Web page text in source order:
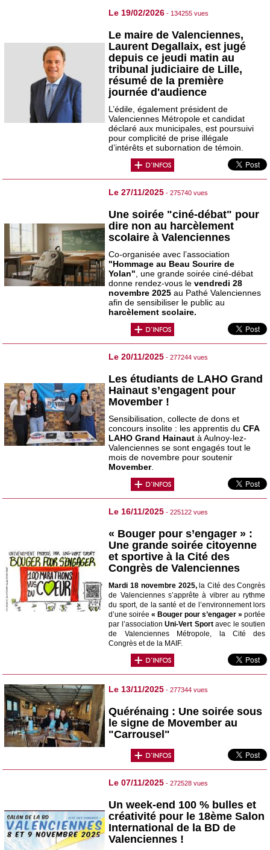
Le 19/02/2026 - 134255 vues
Le maire de Valenciennes,
Laurent Degallaix, est jugé
depuis ce jeudi matin au
tribunal judiciaire de Lille,
résumé de la première
journée d'audience
L’édile, également président de
Valenciennes Métropole et candidat
déclaré aux municipales, est poursuivi
pour complicité de prise illégale
d’intérêts et subornation de témoin.
Le 27/11/2025 - 275740 vues
Une soirée "ciné-débat" pour
dire non au harcèlement
scolaire à Valenciennes
Co-organisée avec l’association
"Hommage au Beau Sourire de
Yolan" , une grande soirée ciné-débat
donne rendez-vous levendredi 28
novembre 2025 au Pathé Valenciennes
afin de sensibiliser le public au
harcèlement scolaire.
Le 20/11/2025 - 277244 vues
Les étudiants de LAHO Grand
Hainaut s’engagent pour
Movember !
Sensibilisation, collecte de dons et
concours insolite : les apprentis duCFA
LAHO Grand Hainaut à Aulnoy-lez-
Valenciennes se sont engagés tout le
mois de novembre pour soutenir
Movember.
Le 16/11/2025 - 225122 vues
« Bouger pour s’engager » :
Une grande soirée citoyenne
et sportive à la Cité des
Congrès de Valenciennes
Mardi 18 novembre 2025,la Cité des Congrès
de Valenciennes s’apprête à vibrer au rythme
du sport, de la santé et de l’environnement lors
d’une soirée« Bouger pour s’engager » portée
par l’associationUni-Vert Sportavec le soutien
de Valenciennes Métropole, la Cité des
Congrès et de la MAIF.
Le 13/11/2025 - 277344 vues
Quérénaing : Une soirée sous
le signe de Movember au
"Carrousel"
Le 07/11/2025 - 272528 vues
Un week-end 100 % bulles et
créativité pour le 18ème Salon
International de la BD de
Valenciennes !